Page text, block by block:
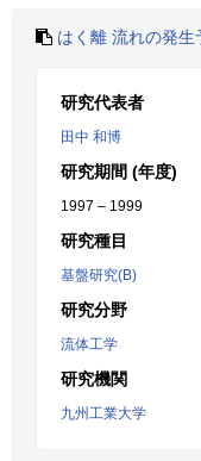
はく離 流れの発
研究代表者
田中 和博
研究期間 (年度)
1997 – 1999
研究種目
基盤研究(B)
研究分野
流体工学
研究機関
九州工業大学